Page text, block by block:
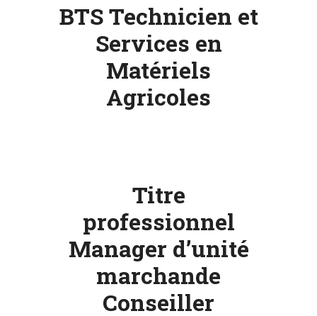
BTS Technicien et
Services en
Matériels
Agricoles
Titre
professionnel
Manager d’unité
marchande
Conseiller